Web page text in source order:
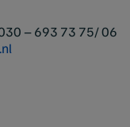
– 693 73 75/ 06